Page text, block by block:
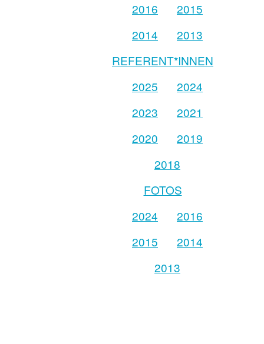
2016
2015
2014
2013
REFERENT*INNEN
2025
2024
2023
2021
2020
2019
2018
FOTOS
2024
2016
2015
2014
2013